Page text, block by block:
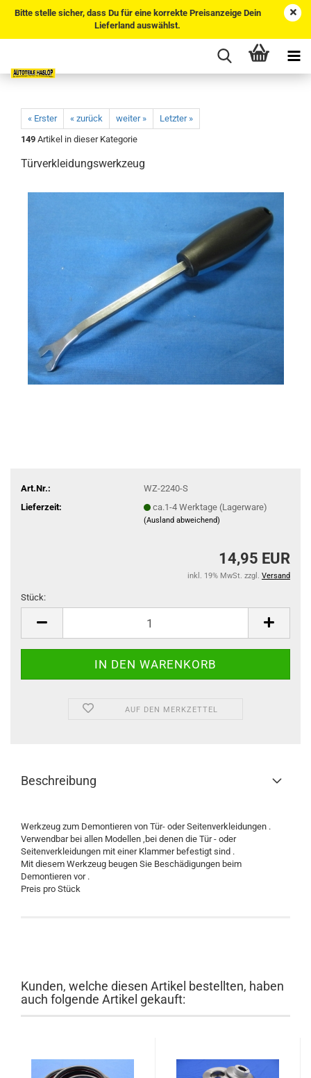
Bitte stelle sicher, dass Du für eine korrekte Preisanzeige Dein
Lieferland auswählst.
« Erster « zurück weiter »
Letzter »
149 Artikel in dieser Kategorie
Türverkleidungswerkzeug
Art.Nr.:
WZ-2240-S
Lieferzeit:
ca.1-4 Werktage (Lagerware)
(Ausland abweichend)
14,95 EUR
inkl. 19% MwSt. zzgl. Versand
Stück:
AUF DEN MERKZETTEL
Beschreibung
Werkzeug zum Demontieren von Tür- oder Seitenverkleidungen .
Verwendbar bei allen Modellen ,bei denen die Tür - oder
Seitenverkleidungen mit einer Klammer befestigt sind .
Mit diesem Werkzeug beugen Sie Beschädigungen beim
Demontieren vor .
Preis pro Stück
Kunden, welche diesen Artikel bestellten, haben
auch folgende Artikel gekauft: